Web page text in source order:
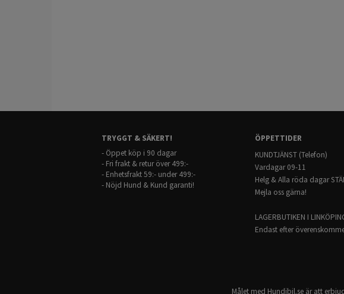
TRYGGT & SÄKERT!
- Öppet köp i 90 dagar
- Fri frakt & retur över 499:-
- Enhetsfrakt 59:- under 499:-
- Nöjd Hund & Kund garanti!
ÖPPETTIDER
KUNDTJÄNST (Telefon)
Vardagar 09-11
Helg & Alla röda dagar
Mejla oss gärna!
LAGERBUTIKEN I
Endast efter
Målet med Hundibil.se är att